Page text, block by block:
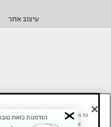
עיצוב אתר
content online, we use cookies to
our traffic. These tools are